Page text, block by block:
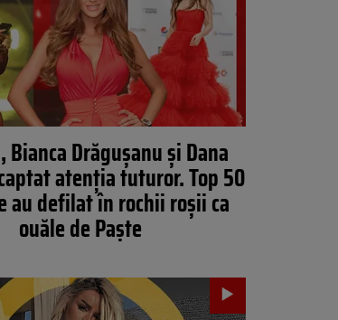
Bianca Drăgușanu și Dana
atenția tuturor. Top 50
au defilat în rochii roșii ca
ouăle de Paște